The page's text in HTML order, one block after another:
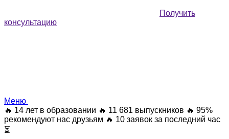
Получить
консультацию
Меню
🔥 14 лет в образовании 🔥 11 681 выпускников 🔥 95%
рекомендуют нас друзьям 🔥 10 заявок за последний час
⏳